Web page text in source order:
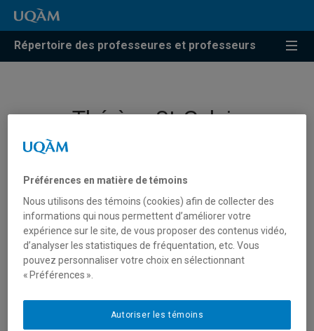
Répertoire des professeures et professeurs
Thérèse St-Gelais
Préférences en matière de témoins
Nous utilisons des témoins (cookies) afin de collecter des
informations qui nous permettent d’améliorer votre
expérience sur le site, de vous proposer des contenus vidéo,
d’analyser les statistiques de fréquentation, etc. Vous
pouvez personnaliser votre choix en sélectionnant
« Préférences ».
Autoriser les témoins